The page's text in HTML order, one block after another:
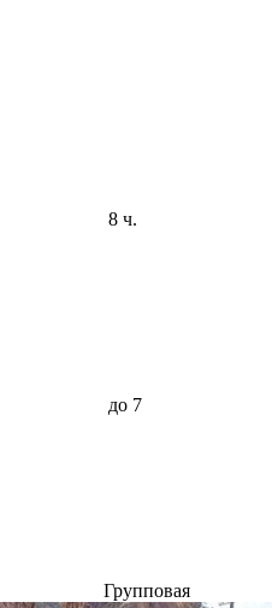
8 ч.
до 7
Групповая